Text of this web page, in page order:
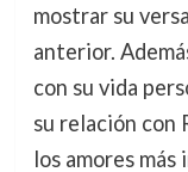
mostrar su
anterior.
con su vida
su relación con
los amores